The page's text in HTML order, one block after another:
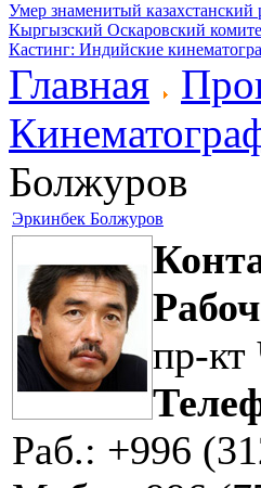
Умер знаменитый
Кыргызский Оскаровский
Кастинг: Индийские
Главная
Болжуров
Эркинбек Болжуров
пр-кт
Раб.: +996